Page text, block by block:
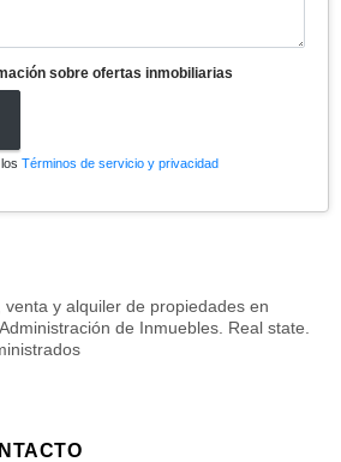
sobre ofertas inmobiliarias
Términos de servicio y privacidad
venta y alquiler de propiedades en
de Inmuebles. Real state.